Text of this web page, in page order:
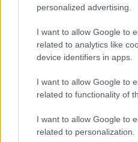
personalized advertising.
I want to allow Google to
related to analytics like
device identifiers in apps.
I want to allow Google to
related to functionality of
I want to allow Google to
related to personalization.
ancora da cogliere.Fare